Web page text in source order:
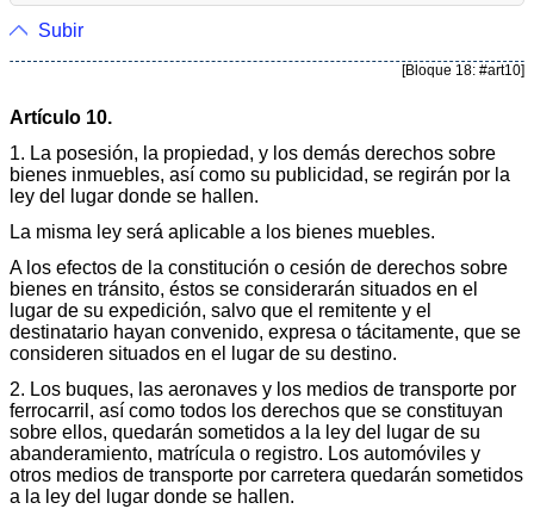
Subir
[Bloque 18: #art10]
Artículo 10.
1. La posesión, la propiedad, y los demás derechos sobre
bienes inmuebles, así como su publicidad, se regirán por la
ley del lugar donde se hallen.
La misma ley será aplicable a los bienes muebles.
A los efectos de la constitución o cesión de derechos sobre
bienes en tránsito, éstos se considerarán situados en el
lugar de su expedición, salvo que el remitente y el
destinatario hayan convenido, expresa o tácitamente, que se
consideren situados en el lugar de su destino.
2. Los buques, las aeronaves y los medios de transporte por
ferrocarril, así como todos los derechos que se constituyan
sobre ellos, quedarán sometidos a la ley del lugar de su
abanderamiento, matrícula o registro. Los automóviles y
otros medios de transporte por carretera quedarán sometidos
a la ley del lugar donde se hallen.